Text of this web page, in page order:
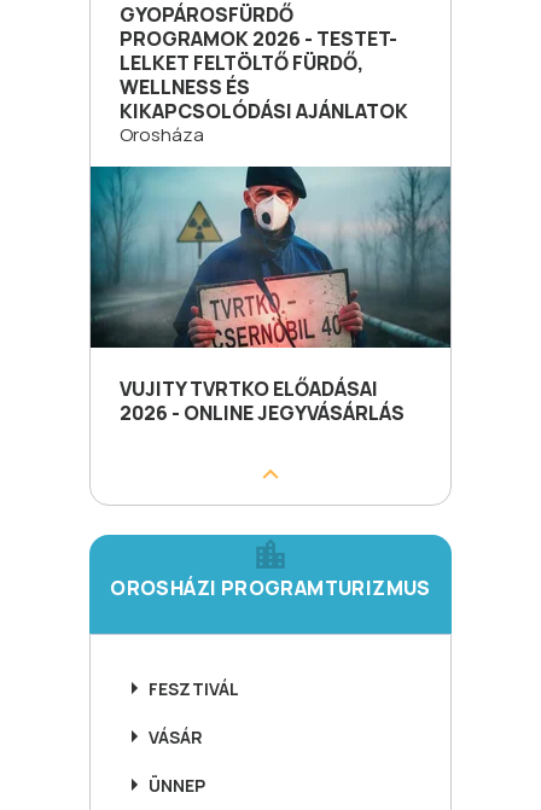
GYOPÁROSFÜRDŐ
PROGRAMOK 2026 - TESTET-
LELKET FELTÖLTŐ FÜRDŐ,
WELLNESS ÉS
KIKAPCSOLÓDÁSI AJÁNLATOK
Orosháza
VUJITY TVRTKO ELŐADÁSAI
2026 - ONLINE JEGYVÁSÁRLÁS
OROSHÁZI PROGRAMTURIZMUS
FESZTIVÁL
VÁSÁR
ÜNNEP